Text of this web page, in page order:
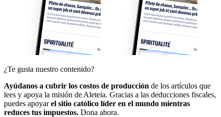
¿Te gusta nuestro contenido?
Ayúdanos a cubrir los costos de producción de los artículos que
lees y apoya la misión de Aleteia. Gracias a las deducciones fiscales,
puedes apoyarel sitio católico líder en el mundo mientras
reduces tus impuestos. Dona ahora.